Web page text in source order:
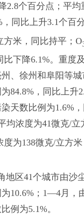
2.8个百分点；平
，同比上升3.1个百
方米，同比持平；O
比下降6.1%。重度
、徐州和阜阳等
84.8%，同比上升
天数比例为1.6%
均浓度为41微克/立
度为138微克/立方
区41个城市由沙
10.6%；1—4月，
例为5.1%。